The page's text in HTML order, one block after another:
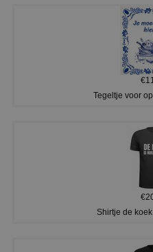
Tegeltje voor
Shirtje de